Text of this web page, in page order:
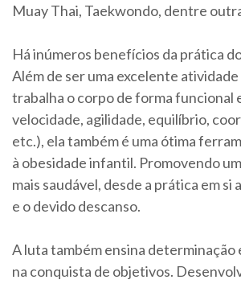
Muay Thai, Taekwondo, dentre
Há inúmeros benefícios da prática
Além de ser uma excelente
trabalha o corpo de forma funcional
velocidade, agilidade, equilíbrio,
etc.), ela também é uma ótima
à obesidade infantil. Promovendo
mais saudável, desde a prática em si
e o devido descanso.
A luta também ensina determinação
na conquista de objetivos.